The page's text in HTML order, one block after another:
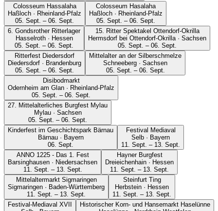
Colosseum Hassalaha
Haßloch · Rheinland-Pfalz
05. Sept. – 06. Sept.
Colosseum Hasalaha
Haßloch · Rheinland-Pfalz
05. Sept. – 06. Sept.
6. Gondsrother Ritterlager
Hasselroth · Hessen
05. Sept. – 06. Sept.
15. Ritter Spektakel Ottendorf-Okrilla
Hermsdorf bei Ottendorf-Okrilla · Sachsen
05. Sept. – 06. Sept.
Ritterfest Diedersdorf
Diedersdorf · Brandenburg
05. Sept. – 06. Sept.
Mittelalter an der Silberschmelze
Schneeberg · Sachsen
05. Sept. – 06. Sept.
Disibodmarkt
Odernheim am Glan · Rheinland-Pfalz
05. Sept. – 06. Sept.
27. Mittelalterliches Burgfest Mylau
Mylau · Sachsen
05. Sept. – 06. Sept.
Kinderfest im Geschichtspark Bärnau
Bärnau · Bayern
06. Sept.
Festival Mediaval
Selb · Bayern
11. Sept. – 13. Sept.
ANNO 1225 - Das 1. Fest
Barsinghausen · Niedersachsen
11. Sept. – 13. Sept.
Hayner Burgfest
Dreieichenhain · Hessen
11. Sept. – 13. Sept.
Mittelaltermarkt Sigmaringen
Sigmaringen · Baden-Württemberg
11. Sept. – 13. Sept.
Steinfurt Ting
Herbstein · Hessen
11. Sept. – 13. Sept.
Festival-Mediaval XVII
Historischer Korn- und Hansemarkt Haselünne